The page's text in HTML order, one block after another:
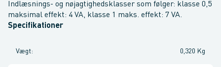
Indlæsnings- og nøjagtighedsklasser som følger: klasse 0,5
maksimal effekt: 4 VA, klasse 1 maks. effekt: 7 VA.
Specifikationer
Vægt: 0,320 Kg